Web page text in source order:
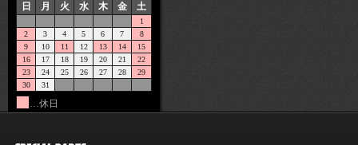
日
月 火 水 木 金 土
1
2
3 4 5 6 7
8
9
10 11 12 13 14
15
16
17 18 19 20 21
22
23
24 25 26 27 28
29
30
31
…休日